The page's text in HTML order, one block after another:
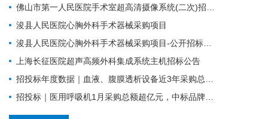
佛山市第一人民医院手术室超高清摄像系统(二次)招标公告
浚县人民医院心胸外科手术器械采购项目
浚县人民医院心胸外科手术器械采购项目-公开招标公告
上海长征医院超声高频外科集成系统主机招标公告
招投标年度数据｜血液、腹膜透析设备近3年采购总额38.7亿元，年均增长约4亿元
招投标｜医用呼吸机1月采购总额超亿元，中标品牌达45家